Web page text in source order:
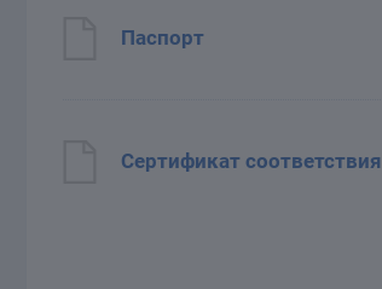
Паспорт
Сертификат соответствия